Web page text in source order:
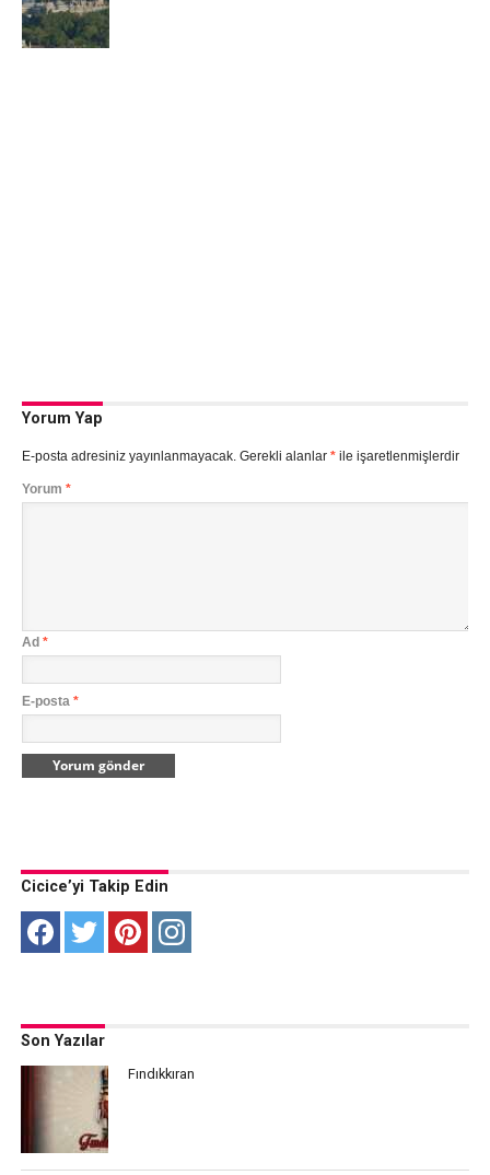
Yorum Yap
E-posta adresiniz yayınlanmayacak. Gerekli alanlar *ile işaretlenmişlerdir
Yorum *
Ad *
E-posta *
Cicice’yi Takip Edin
Son Yazılar
Fındıkkıran